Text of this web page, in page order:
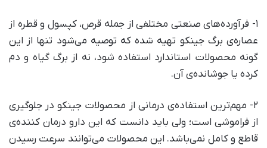
۱- فرآورده‌های صنعتی مختلفی از جمله قرص، کپسول و قطره از
عصاره‌ی برگ جینکو تهیه شده که توصیه می‌شود تنها از این
گونه محصولات استاندارد استفاده شود، نه از برگ گیاه و دم
کرده یا جوشانده‌ی آن.
۲- مهم‌ترین استفاده‌ی درمانی از محصولات جینکو در جلوگیری
از فراموشی است؛ ولی باید دانست که این دارو درمان کننده‌ی
قاطع و کامل نمی‌باشد. این محصولات می‌توانند سرعت رسیدن